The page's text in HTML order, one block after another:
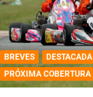
BREVES DESTACADA
PRÓXIMA COBERTURA